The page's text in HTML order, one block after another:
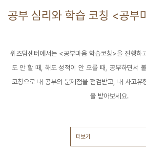
공부 심리와 학습 코칭 <공부
위즈덤센터에서는 <공부마음 학습코칭>을 진행하
도 안 할 때, 해도 성적이 안 오를 때, 공부하면서
코칭으로 내 공부의 문제점을 점검받고, 내 사고유
을 받아보세요.
더보기